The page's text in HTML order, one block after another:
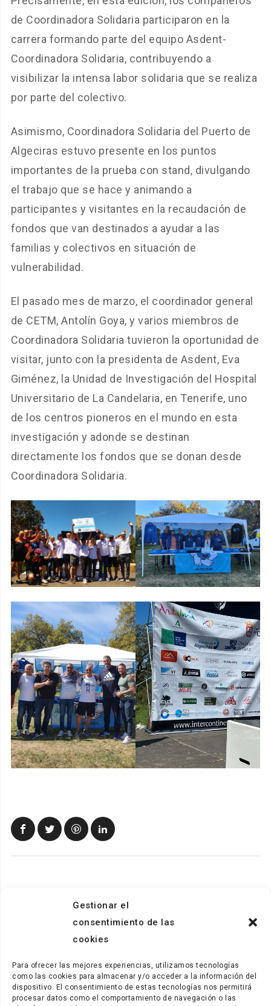
Gestionar el
consentimiento de las
cookies
Para ofrecer las mejores experiencias, utilizamos tecnologías
como las cookies para almacenar y/o acceder a la información del
dispositivo. El consentimiento de estas tecnologías nos permitirá
procesar datos como el comportamiento de navegación o las
de Coordinadora Solidaria participaron en la
carrera formando parte del equipo Asdent-
Coordinadora Solidaria, contribuyendo a
visibilizar la intensa labor solidaria que se realiza
por parte del colectivo.
Asimismo, Coordinadora Solidaria del Puerto de
Algeciras estuvo presente en los puntos
importantes de la prueba con stand, divulgando
el trabajo que se hace y animando a
participantes y visitantes en la recaudación de
fondos que van destinados a ayudar a las
familias y colectivos en situación de
vulnerabilidad.
El pasado mes de marzo, el coordinador general
de CETM, Antolín Goya, y varios miembros de
Coordinadora Solidaria tuvieron la oportunidad de
visitar, junto con la presidenta de Asdent, Eva
Giménez, la Unidad de Investigación del Hospital
Universitario de La Candelaria, en Tenerife, uno
de los centros pioneros en el mundo en esta
investigación y adonde se destinan
directamente los fondos que se donan desde
Coordinadora Solidaria.